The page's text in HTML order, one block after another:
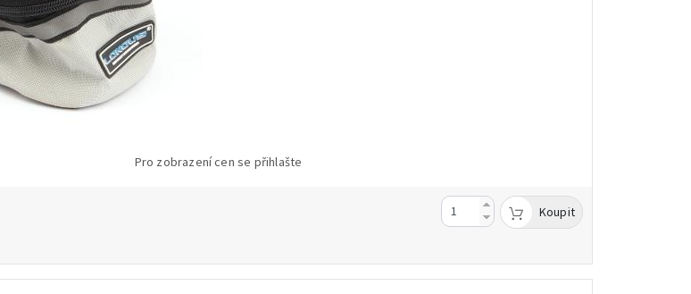
Pro zobrazení cen se přihlašte
Koupit